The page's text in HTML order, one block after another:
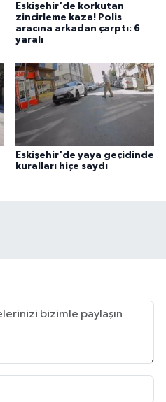
Eskişehir'de korkutan
zincirleme kaza! Polis
aracına arkadan çarptı: 6
yaralı
Eskişehir'de yaya geçidinde
kuralları hiçe saydı